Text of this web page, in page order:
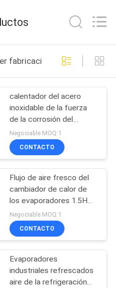
fabricación en línea
calentador del acero
inoxidable de la fuerza
de la corrosión del
refrigerador evaporativo
del flujo de aire de 1HP
220V alto para la
Negociable MOQ:1
CONTACTO
Flujo de aire fresco del
cambiador de calor de
los evaporadores 1.5HP
del sitio de KUBD-3D
alto 735*160*365m m
Negociable MOQ:1
CONTACTO
Evaporadores
industriales refrescados
aire de la refrigeración